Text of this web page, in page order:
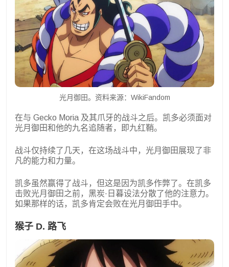
光月御田。资料来源：WikiFandom
在与 Gecko Moria 及其爪牙的战斗之后。凯多必须面对
光月御田和他的九名追随者，即九红鞘。
战斗仅持续了几天，在这场战斗中，光月御田展现了非
凡的能力和力量。
凯多虽然赢得了战斗，但这是因为凯多作弊了。在凯多
击败光月御田之前，黑炭·日暮设法分散了他的注意力。
如果那样的话，凯多肯定会败在光月御田手中。
猴子 D. 路飞